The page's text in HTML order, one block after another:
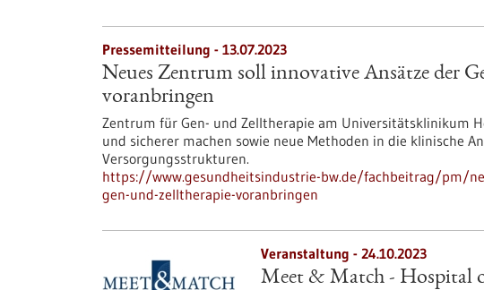
Pressemitteilung - 13.07.2023
Neues Zentrum soll innovative Ansätze der
voranbringen
Zentrum für Gen- und Zelltherapie am Universitätsklinikum
und sicherer machen sowie neue Methoden in die klinische
Versorgungsstrukturen.
https://www.gesundheitsindustrie-bw.de/fachbeitrag/pm/
gen-und-zelltherapie-voranbringen
Veranstaltung - 24.10.2023
Meet & Match - Hospital